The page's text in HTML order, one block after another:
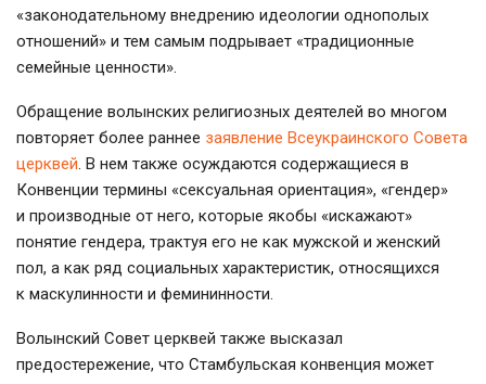
«законодательному внедрению идеологии однополых
отношений» и тем самым подрывает «традиционные
семейные ценности».
Обращение волынских религиозных деятелей во многом
повторяет более раннее заявление Всеукраинского Совета
церквей. В нем также осуждаются содержащиеся в
Конвенции термины «сексуальная ориентация», «гендер»
и производные от него, которые якобы «искажают»
понятие гендера, трактуя его не как мужской и женский
пол, а как ряд социальных характеристик, относящихся
к маскулинности и фемининности.
Волынский Совет церквей также высказал
предостережение, что Стамбульская конвенция может